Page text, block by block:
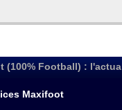
(100% Football) :
Maxifoot